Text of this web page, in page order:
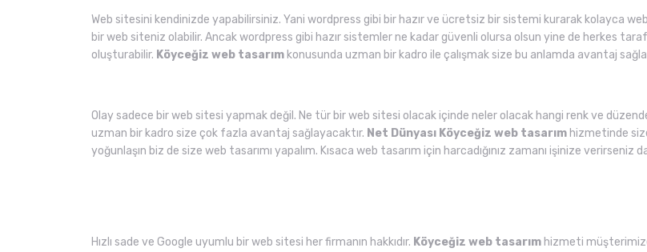
Web sitesini kendinizde yapabilirsiniz. Yani wordpress gibi bir hazır ve ücretsiz bir sistemi kurarak kolayca
bir web siteniz olabilir. Ancak wordpress gibi hazır sistemler ne kadar güvenli olursa olsun yine de herkes
oluşturabilir. Köyceğiz web tasarım konusunda uzman bir kadro ile çalışmak size bu anlamda avantaj
Olay sadece bir web sitesi yapmak değil. Ne tür bir web sitesi olacak içinde neler olacak hangi renk ve
uzman bir kadro size çok fazla avantaj sağlayacaktır. Net Dünyası Köyceğiz web tasarım hizmetinde
yoğunlaşın biz de size web tasarımı yapalım. Kısaca web tasarım için harcadığınız zamanı işinize verirseniz
Hızlı sade ve Google uyumlu bir web sitesi her firmanın hakkıdır. Köyceğiz web tasarım hizmeti